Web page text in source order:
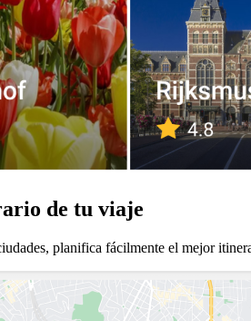
de tu viaje
planifica fácilmente el mejor